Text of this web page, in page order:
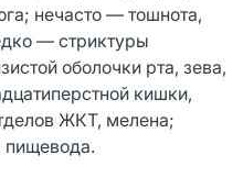
нечасто — тошнота,
— стриктуры
оболочки рта, зева,
кишки,
ЖКТ, мелена;